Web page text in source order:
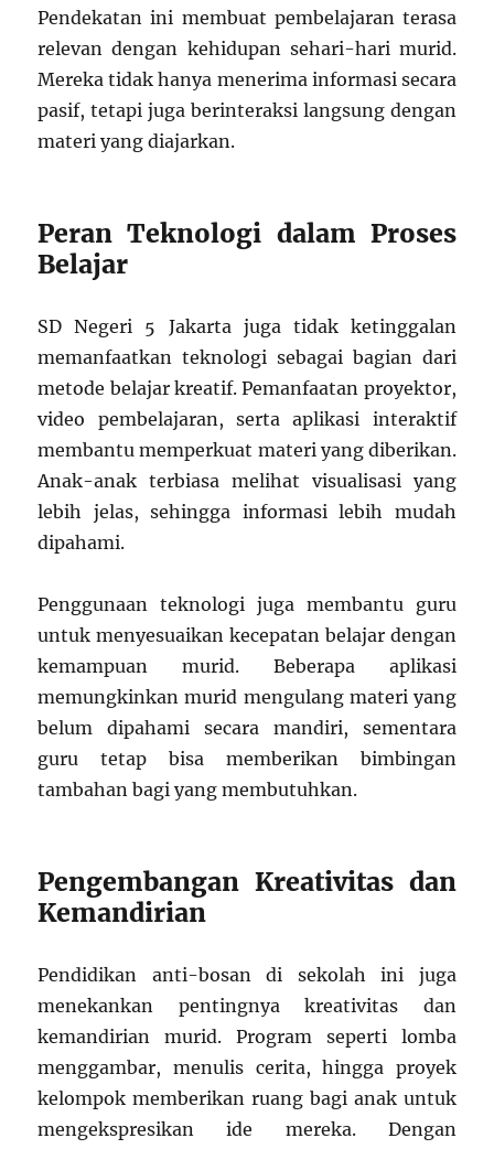
Pendekatan ini membuat pembelajaran terasa
relevan dengan kehidupan sehari-hari murid.
Mereka tidak hanya menerima informasi secara
pasif, tetapi juga berinteraksi langsung dengan
materi yang diajarkan.
Peran Teknologi dalam Proses
Belajar
SD Negeri 5 Jakarta juga tidak ketinggalan
memanfaatkan teknologi sebagai bagian dari
metode belajar kreatif. Pemanfaatan proyektor,
video pembelajaran, serta aplikasi interaktif
membantu memperkuat materi yang diberikan.
Anak-anak terbiasa melihat visualisasi yang
lebih jelas, sehingga informasi lebih mudah
dipahami.
Penggunaan teknologi juga membantu guru
untuk menyesuaikan kecepatan belajar dengan
kemampuan murid. Beberapa aplikasi
memungkinkan murid mengulang materi yang
belum dipahami secara mandiri, sementara
guru tetap bisa memberikan bimbingan
tambahan bagi yang membutuhkan.
Pengembangan Kreativitas dan
Kemandirian
Pendidikan anti-bosan di sekolah ini juga
menekankan pentingnya kreativitas dan
kemandirian murid. Program seperti lomba
menggambar, menulis cerita, hingga proyek
kelompok memberikan ruang bagi anak untuk
mengekspresikan ide mereka. Dengan